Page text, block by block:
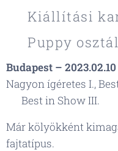
🏆 Kiállítási
🐶 Puppy
Budapest – 2023.02.10
Nagyon ígéretes I.,
🏆 Best in Show III.
Már kölyökként
fajtatípus.